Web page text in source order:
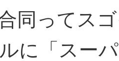
同ってス
に「スー